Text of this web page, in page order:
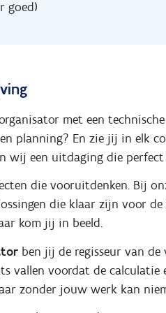
goed)
met een
planning? En zie jij in elk
wij een uitdaging die
die vooruitdenken. Bij
die klaar zijn voor
kom jij in beeld.
ben jij de regisseur van de
vallen voordat de
zonder jouw werk kan